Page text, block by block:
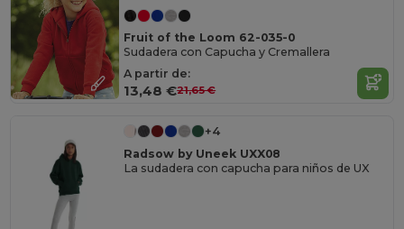
Fruit of the Loom 62-035-0
Sudadera con Capucha y Cremallera
A partir de:
13,48 €21,65 €
+4
Radsow by Uneek UXX08
La sudadera con capucha para niños de UX